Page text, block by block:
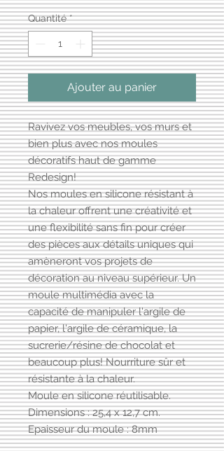
Quantité *
Ajouter au panier
Ravivez vos meubles, vos murs et
bien plus avec nos moules
décoratifs haut de gamme
Redesign!
Nos moules en silicone résistant à
la chaleur offrent une créativité et
une flexibilité sans fin pour créer
des pièces aux détails uniques qui
amèneront vos projets de
décoration au niveau supérieur. Un
moule multimédia avec la
capacité de manipuler l'argile de
papier, l'argile de céramique, la
sucrerie/résine de chocolat et
beaucoup plus! Nourriture sûr et
résistante à la chaleur.
Moule en silicone réutilisable.
Dimensions : 25,4 x 12,7 cm.
Epaisseur du moule : 8mm